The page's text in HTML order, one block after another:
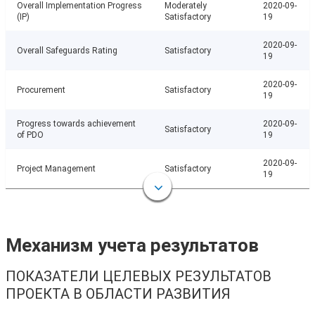
Overall Implementation Progress
(IP)
Moderately
Satisfactory
2020-09-
19
Overall Safeguards Rating Satisfactory
2020-09-
19
Procurement Satisfactory
2020-09-
19
Progress towards achievement
of PDO
Satisfactory
2020-09-
19
Project Management Satisfactory
2020-09-
19
Механизм учета результатов
ПОКАЗАТЕЛИ ЦЕЛЕВЫХ РЕЗУЛЬТАТОВ
ПРОЕКТА В ОБЛАСТИ РАЗВИТИЯ